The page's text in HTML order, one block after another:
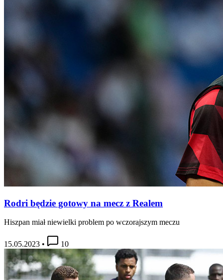
Rodri będzie gotowy na mecz z Realem
Hiszpan miał niewielki problem po wczorajszym meczu
15.05.2023 • 10